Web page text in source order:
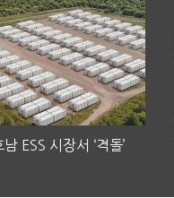
ESS 시장서 ‘격돌’